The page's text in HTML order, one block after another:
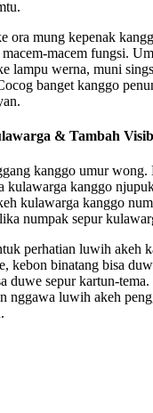
ora mung kepenak
macem fungsi.
lampu werna, muni
banget kanggo
& Tambah
kanggo umur
kulawarga kanggo
kulawarga kanggo
numpak sepur
perhatian luwih akeh
kebon binatang bisa
duwe sepur kartun-tema.
nggawa luwih akeh